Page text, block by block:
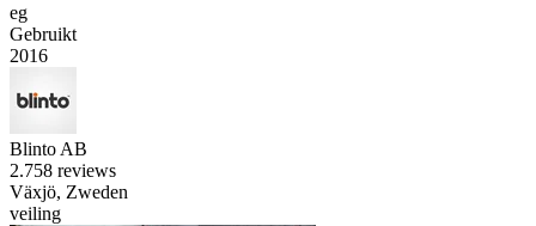
eg
Gebruikt
2016
Blinto AB
2.758 reviews
Växjö, Zweden
veiling